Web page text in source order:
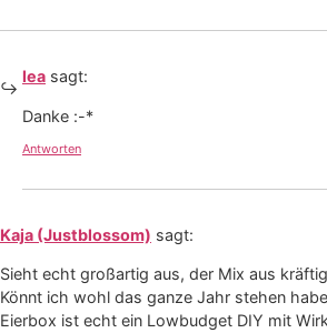
lea sagt:
Danke :-*
Antworten
Kaja (Justblossom) sagt:
Sieht echt großartig aus, der Mix aus
Könnt ich wohl das ganze Jahr stehen
Eierbox ist echt ein Lowbudget DIY mit